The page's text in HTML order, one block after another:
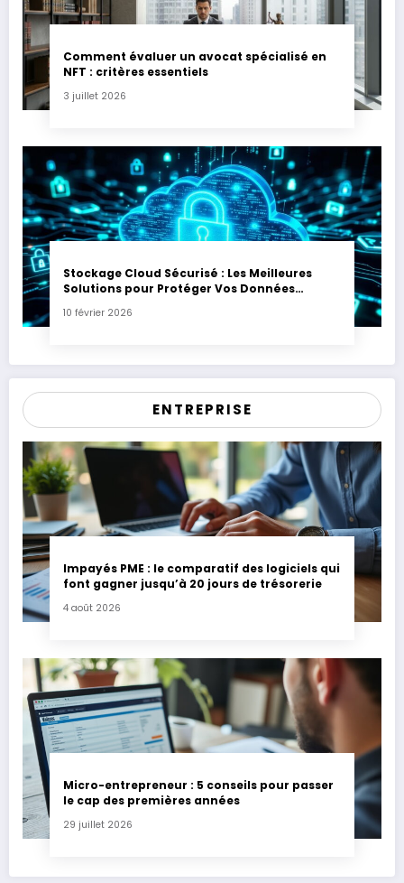
Comment évaluer un avocat spécialisé en
NFT : critères essentiels
3 juillet 2026
Stockage Cloud Sécurisé : Les Meilleures
Solutions pour Protéger Vos Données
10 février 2026
ENTREPRISE
Impayés PME : le comparatif des logiciels qui
font gagner jusqu’à 20 jours de trésorerie
4 août 2026
Micro-entrepreneur : 5 conseils pour passer
le cap des premières années
29 juillet 2026